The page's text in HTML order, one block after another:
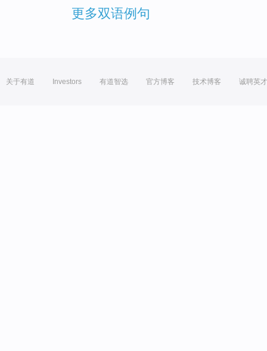
更多双语例句
关于有道 Investors 有道智选 官方博客 技术博客 诚聘英才